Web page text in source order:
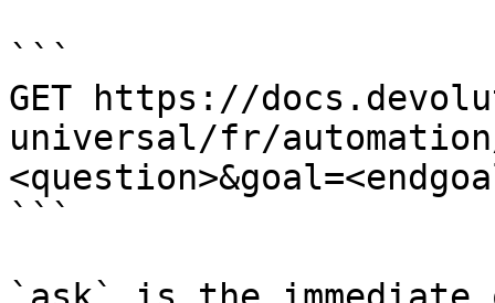
```
GET https://
universal/fr/automation/
```